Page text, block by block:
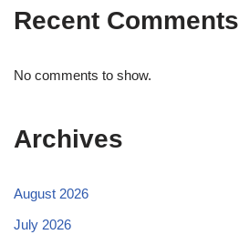
Recent Comments
No comments to show.
Archives
August 2026
July 2026